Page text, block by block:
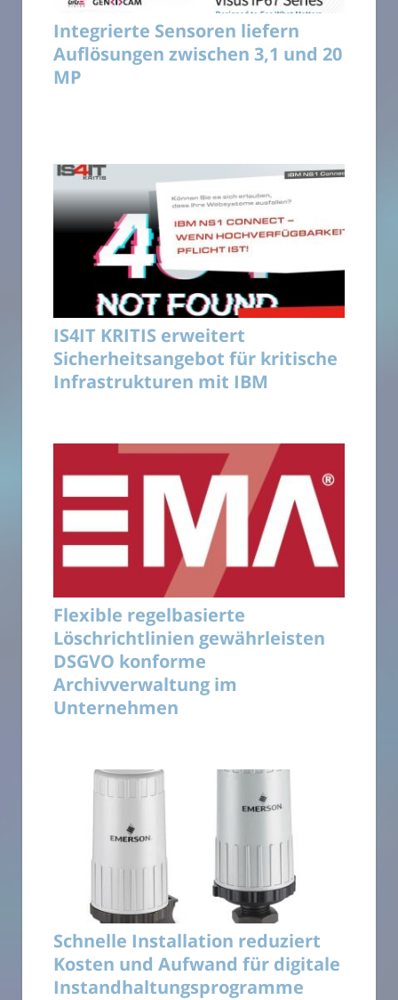
Integrierte Sensoren liefern
Auflösungen zwischen 3,1 und 20
MP
IS4IT KRITIS erweitert
Sicherheitsangebot für kritische
Infrastrukturen mit IBM
Flexible regelbasierte
Löschrichtlinien gewährleisten
DSGVO konforme
Archivverwaltung im
Unternehmen
Schnelle Installation reduziert
Kosten und Aufwand für digitale
Instandhaltungsprogramme